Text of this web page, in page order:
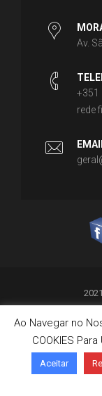
Av.
+351
rede
Ao Navegar no
COOKIES
Aceitar